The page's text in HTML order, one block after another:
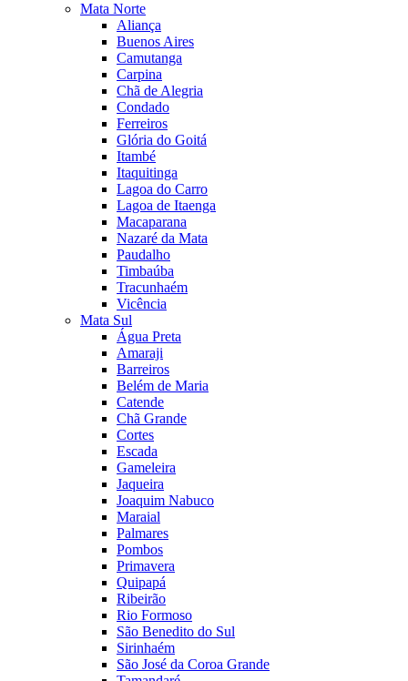
Mata Norte
Aliança
Buenos Aires
Camutanga
Carpina
Chã de Alegria
Condado
Ferreiros
Glória do Goitá
Itambé
Itaquitinga
Lagoa do Carro
Lagoa de Itaenga
Macaparana
Nazaré da Mata
Paudalho
Timbaúba
Tracunhaém
Vicência
Mata Sul
Água Preta
Amaraji
Barreiros
Belém de Maria
Catende
Chã Grande
Cortes
Escada
Gameleira
Jaqueira
Joaquim Nabuco
Maraial
Palmares
Pombos
Primavera
Quipapá
Ribeirão
Rio Formoso
São Benedito do Sul
Sirinhaém
São José da Coroa Grande